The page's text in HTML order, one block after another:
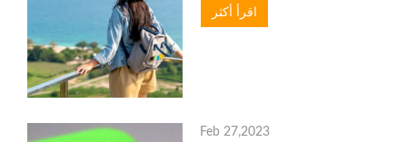
اقرأ أكثر
Feb 27,2023